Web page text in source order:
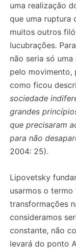
uma realização
que uma ruptura
muitos outros
lucubrações.
não seria só
pelo movimento,
como ficou
sociedade
grandes
que precisaram
para não
2004: 25).
Lipovetsky
usarmos o termo
transformações
consideramos
constante, não
levará do ponto